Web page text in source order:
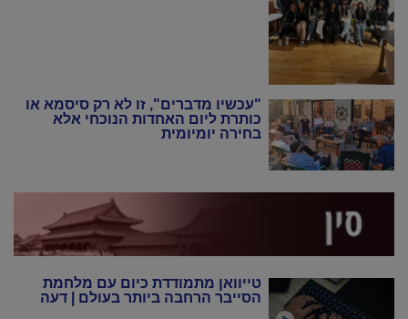
"עכשיו מדברים", זו לא רק סיסמא או
כותרת ליום האחדות הנוכחי אלא
בחירה יומיומית
טייוואן מתמודדת כיום עם מלחמת
הסייבר הרחבה ביותר בעולם | דעה